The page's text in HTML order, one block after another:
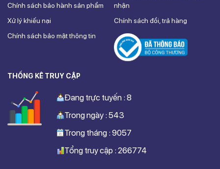
Chính sách bảo hành sản phẩm
Xử lý khiếu nại
Chính sách bảo mật thông tin
nhận
Chính sách đổi, trả hàng
THỐNG KÊ TRUY CẬP
Trong ngày : 543
Trong tháng : 9057
Tổng truy cập : 266774
Đang trực tuyến : 8